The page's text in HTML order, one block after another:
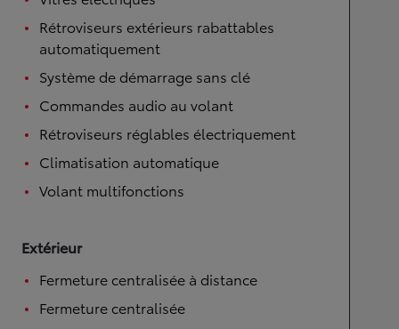
Rétroviseurs extérieurs rabattables
automatiquement
Système de démarrage sans clé
Commandes audio au volant
Rétroviseurs réglables électriquement
Climatisation automatique
Volant multifonctions
Extérieur
Fermeture centralisée à distance
Fermeture centralisée